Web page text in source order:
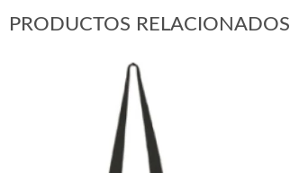
PRODUCTOS RELACIONADOS